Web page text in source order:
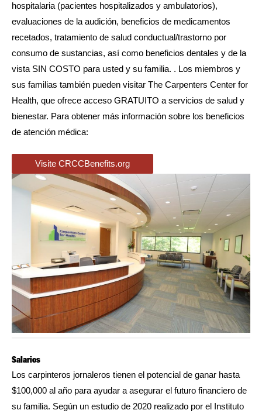
hospitalaria (pacientes hospitalizados y ambulatorios),
evaluaciones de la audición, beneficios de medicamentos
recetados, tratamiento de salud conductual/trastorno por
consumo de sustancias, así como beneficios dentales y de la
vista SIN COSTO para usted y su familia. . Los miembros y
sus familias también pueden visitar The Carpenters Center for
Health, que ofrece acceso GRATUITO a servicios de salud y
bienestar. Para obtener más información sobre los beneficios
de atención médica:
Visite CRCCBenefits.org
Salarios
Los carpinteros jornaleros tienen el potencial de ganar hasta
$100,000 al año para ayudar a asegurar el futuro financiero de
su familia. Según un estudio de 2020 realizado por el Instituto